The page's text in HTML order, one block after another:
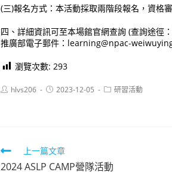
(三)報名方式：本活動採取兩階段報名，資格
四、詳細資訊可至本場館官網查詢 (查詢途
推廣部電子郵件：learning@npac-
瀏覽次數: 293
Posthlvs206
Post2023-12-05
Post研習活動
Read
more
上一篇文章
2024 ASLP CAMP營隊活動